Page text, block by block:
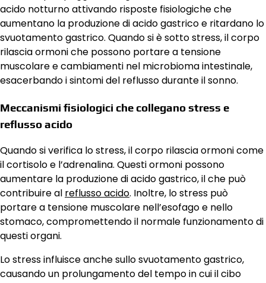
acido notturno attivando risposte fisiologiche che
aumentano la produzione di acido gastrico e ritardano lo
svuotamento gastrico. Quando si è sotto stress, il corpo
rilascia ormoni che possono portare a tensione
muscolare e cambiamenti nel microbioma intestinale,
esacerbando i sintomi del reflusso durante il sonno.
Meccanismi fisiologici che collegano stress e
reflusso acido
Quando si verifica lo stress, il corpo rilascia ormoni come
il cortisolo e l’adrenalina. Questi ormoni possono
aumentare la produzione di acido gastrico, il che può
contribuire al reflusso acido. Inoltre, lo stress può
portare a tensione muscolare nell’esofago e nello
stomaco, compromettendo il normale funzionamento di
questi organi.
Lo stress influisce anche sullo svuotamento gastrico,
causando un prolungamento del tempo in cui il cibo